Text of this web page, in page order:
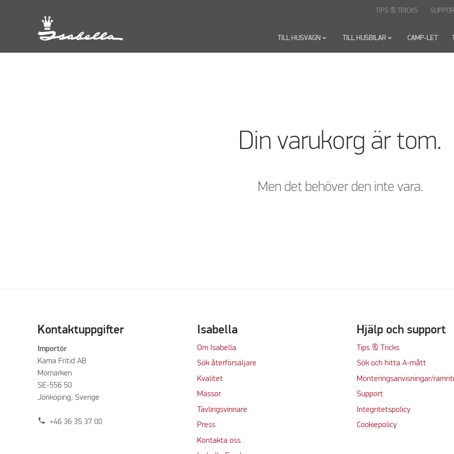
TILL HUSVAGN keyboard_arrow_down TILL HUSBILARkeyboard_arrow_down CAMP-LET
TIPS & TRICKS
Din varukorg är tom.
Men det behöver den inte vara.
Kontaktuppgifter
Importör
Kama Fritid AB
Momarken
SE-556 50
Jönköping, Sverige
phone +46 36 35 37 00
Isabella
Om Isabella
Sök återförsäljare
Kvalitet
Mässor
Tävlingsvinnare
Press
Kontakta oss
Hjälp och support
Tips & Tricks
Sök och hitta A-mått
Monteringsanvisningar/
Support
Integritetspolicy
Cookiepolicy